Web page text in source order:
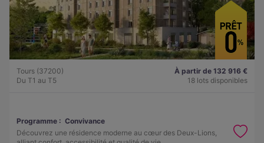
Tours (37200)
Du T1 au T5
À partir de 132 916 €
18 lots disponibles
Programme : Convivance
Découvrez une résidence moderne au cœur des Deux-Lions,